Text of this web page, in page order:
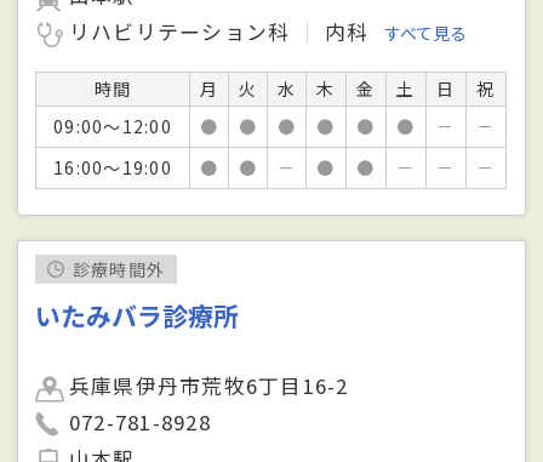
リハビリテーション科
内科 すべて見る
時間 月 火 水 木 金 土 日
祝
09:00～12:00
● ● ● ● ● ● －
－
16:00～19:00
● ● － ● ● － － －
診療時間外
いたみバラ診療所
兵庫県伊丹市荒牧6丁目16-2
072-781-8928